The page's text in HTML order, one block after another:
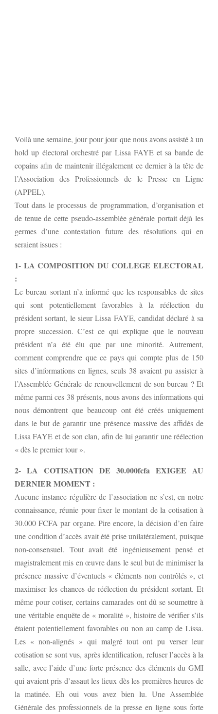
Voilà une semaine, jour pour jour que nous avons assisté à un
hold up électoral orchestré par Lissa FAYE et sa bande de
copains afin de maintenir illégalement ce dernier à la tête de
l’Association des Professionnels de le Presse en Ligne
(APPEL).
Tout dans le processus de programmation, d’organisation et
de tenue de cette pseudo-assemblée générale portait déjà les
germes d’une contestation future des résolutions qui en
seraient issues :
1- LA COMPOSITION DU COLLEGE ELECTORAL
:
Le bureau sortant n’a informé que les responsables de sites
qui sont potentiellement favorables à la réélection du
président sortant, le sieur Lissa FAYE, candidat déclaré à sa
propre succession. C’est ce qui explique que le nouveau
président n’a été élu que par une minorité. Autrement,
comment comprendre que ce pays qui compte plus de 150
sites d’informations en lignes, seuls 38 avaient pu assister à
l’Assemblée Générale de renouvellement de son bureau ? Et
même parmi ces 38 présents, nous avons des informations qui
nous démontrent que beaucoup ont été créés uniquement
dans le but de garantir une présence massive des affidés de
Lissa FAYE et de son clan, afin de lui garantir une réélection
« dès le premier tour ».
2- LA COTISATION DE 30.000fcfa EXIGEE AU
DERNIER MOMENT :
Aucune instance régulière de l’association ne s’est, en notre
connaissance, réunie pour fixer le montant de la cotisation à
30.000 FCFA par organe. Pire encore, la décision d’en faire
une condition d’accès avait été prise unilatéralement, puisque
non-consensuel. Tout avait été ingénieusement pensé et
magistralement mis en œuvre dans le seul but de minimiser la
présence massive d’éventuels « éléments non contrôlés », et
maximiser les chances de réélection du président sortant. Et
même pour cotiser, certains camarades ont dû se soumettre à
une véritable enquête de « moralité », histoire de vérifier s’ils
étaient potentiellement favorables ou non au camp de Lissa.
Les « non-alignés » qui malgré tout ont pu verser leur
cotisation se sont vus, après identification, refuser l’accès à la
salle, avec l’aide d’une forte présence des éléments du GMI
qui avaient pris d’assaut les lieux dès les premières heures de
la matinée. Eh oui vous avez bien lu. Une Assemblée
Générale des professionnels de la presse en ligne sous forte